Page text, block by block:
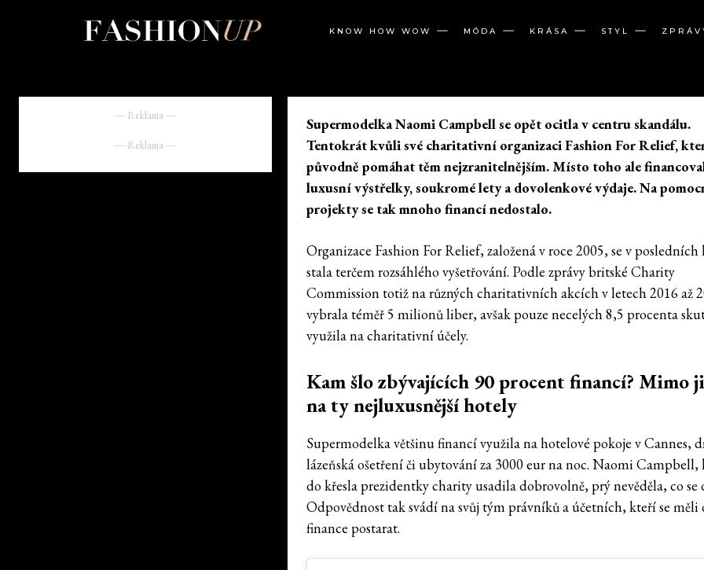
KNOW HOW WOW MÓDA KRÁSA STYL
― Reklama ―
― Reklama ―
Supermodelka Naomi Campbell se opět ocitla v centru skandálu.
Tentokrát kvůli své charitativní organizaci Fashion For Relief,
původně pomáhat těm nejzranitelnějším. Místo toho ale
luxusní výstřelky, soukromé lety a dovolenkové výdaje. Na
projekty se tak mnoho financí nedostalo.
Organizace Fashion For Relief, založená v roce 2005, se v posledních
stala terčem rozsáhlého vyšetřování. Podle zprávy britské Charity
Commission totiž na různých charitativních akcích v letech 2016 až
vybrala téměř 5 milionů liber, avšak pouze necelých 8,5 procenta
využila na charitativní účely.
Kam šlo zbývajících 90 procent financí? Mimo
na ty nejluxusnější hotely
Supermodelka většinu financí využila na hotelové pokoje v Cannes,
lázeňská ošetření či ubytování za 3000 eur na noc. Naomi Campbell,
do křesla prezidentky charity usadila dobrovolně, prý nevěděla, co se
Odpovědnost tak svádí na svůj tým právníků a účetních, kteří se měli
finance postarat.